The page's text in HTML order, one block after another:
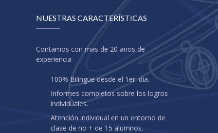
NUESTRAS CARACTERÍSTICAS
Contamos con mas de 20 años de
experiencia
100% Bilingüe desde el 1er. día.
Informes completos sobre los logros
individuales.
Atención individual en un entorno de
clase de no + de 15 alumnos.